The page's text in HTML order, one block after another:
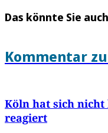
Das könnte Sie
Kommentar
Köln hat sich
reagiert